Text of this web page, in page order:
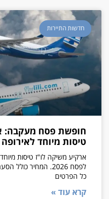
חדשות התיירות
חופשת פסח מעקבה:
טיסות מיוחד לאירופה
ארקיע משיקה לו"ז טיסות
לפסח 2026. המחיר
כל הפרטים
קרא עוד »